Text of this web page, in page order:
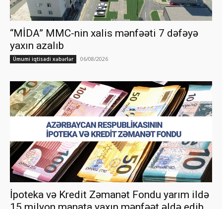
“MİDA” MMC-nin xalis mənfəəti 7 dəfəyə
yaxın azalıb
Ümumi iqtisadi xəbərlər 06/08/2026
İpoteka və Kredit Zəmanət Fondu yarım ildə